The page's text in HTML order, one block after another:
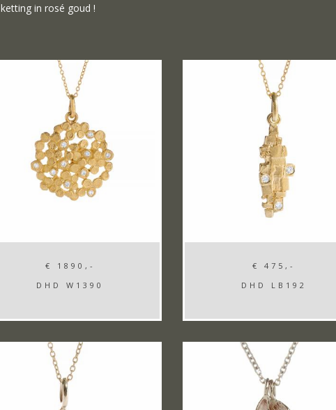
ketting in rosé goud !
€ 1890,-
DHD W1390
€ 475,-
DHD LB192